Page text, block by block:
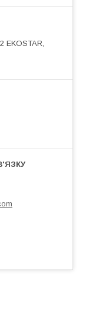
EKOSTAR,